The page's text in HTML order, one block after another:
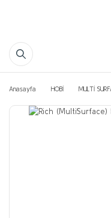
Anasayfa HOBİ MULTİ